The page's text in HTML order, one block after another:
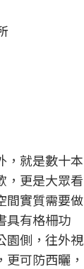
，就是數十本
，更是大眾看
間實質需要做
具有格柵功
園側，往外視
可防西曬，